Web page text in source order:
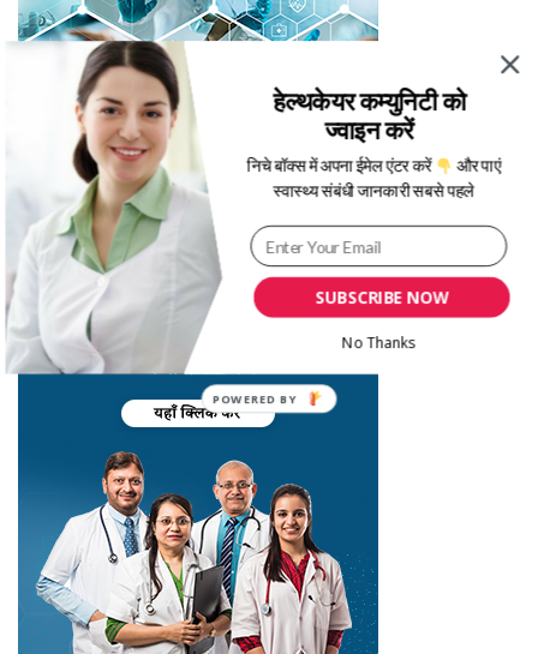
SUBSCRIBE NOW
हेल्थकेयर कम्युनिटी को
ज्वाइन करें
निचे बॉक्स में अपना ईमेल एंटर करें
और पाएं
स्वास्थ्य संबंधी जानकारी सबसे पहले
No Thanks
POWERED BY